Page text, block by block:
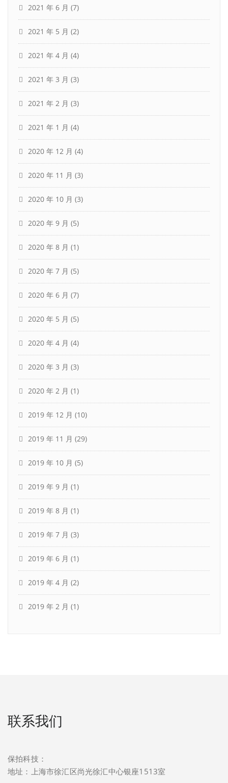
2021 年 6 月 (7)
2021 年 5 月 (2)
2021 年 4 月 (4)
2021 年 3 月 (3)
2021 年 2 月 (3)
2021 年 1 月 (4)
2020 年 12 月 (4)
2020 年 11 月 (3)
2020 年 10 月 (3)
2020 年 9 月 (5)
2020 年 8 月 (1)
2020 年 7 月 (5)
2020 年 6 月 (7)
2020 年 5 月 (5)
2020 年 4 月 (4)
2020 年 3 月 (3)
2020 年 2 月 (1)
2019 年 12 月 (10)
2019 年 11 月 (29)
2019 年 10 月 (5)
2019 年 9 月 (1)
2019 年 8 月 (1)
2019 年 7 月 (3)
2019 年 6 月 (1)
2019 年 4 月 (2)
2019 年 2 月 (1)
联系我们
保拍科技：
地址：上海市徐汇区尚光徐汇中心银座1513室